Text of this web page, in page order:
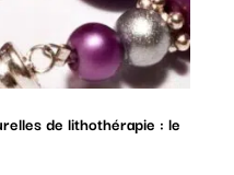
de lithothérapie : le